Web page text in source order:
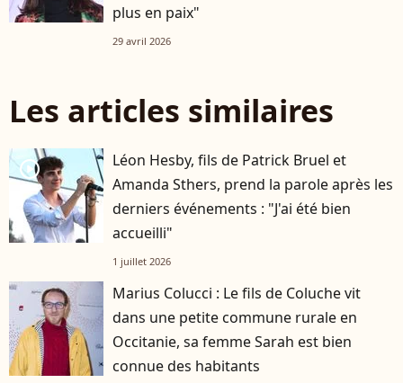
plus en paix"
29 avril 2026
Les articles similaires
player2
Léon Hesby, fils de Patrick Bruel et
Amanda Sthers, prend la parole après les
derniers événements : "J'ai été bien
accueilli"
1 juillet 2026
Marius Colucci : Le fils de Coluche vit
dans une petite commune rurale en
Occitanie, sa femme Sarah est bien
connue des habitants